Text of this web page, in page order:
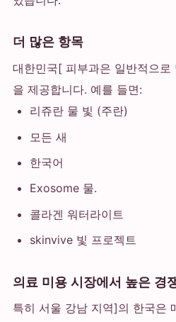
더 많은 항목
대한민국[ 피부과은 일반적으
을 제공합니다. 예를 들면:
리쥬란 물 빛 (주란)
모든 새
한국어
Exosome 물.
콜라겐 워터라이트
skinvive 빛 프로젝트
의료 미용 시장에서 높은 경
특히 서울 강남 지역]의 한국은